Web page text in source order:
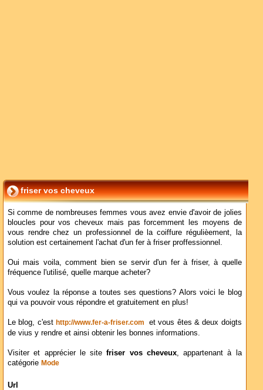
friser vos cheveux
Si comme de nombreuses femmes vous avez envie d'avoir de jolies
bloucles pour vos cheveux mais pas forcemment les moyens de
vous rendre chez un professionnel de la coiffure régulièement, la
solution est certainement l'achat d'un fer à friser proffessionnel.
Oui mais voila, comment bien se servir d'un fer à friser, à quelle
fréquence l'utilisé, quelle marque acheter?
Vous voulez la réponse a toutes ses questions? Alors voici le blog
qui va pouvoir vous répondre et gratuitement en plus!
Le blog, c'esthttp://www.fer-a-friser.com
et vous êtes & deux doigts
de vius y rendre et ainsi obtenir les bonnes informations.
Visiter et apprécier le sitefriser vos cheveux, appartenant à la
catégorie Mode
Url